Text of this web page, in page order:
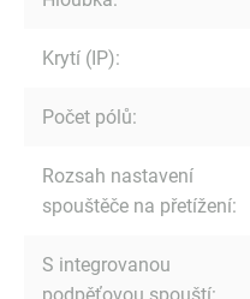
Krytí (IP):
Počet pólů:
Rozsah nastavení
spouštěče na přetížení:
S integrovanou
podpěťovou spouští: